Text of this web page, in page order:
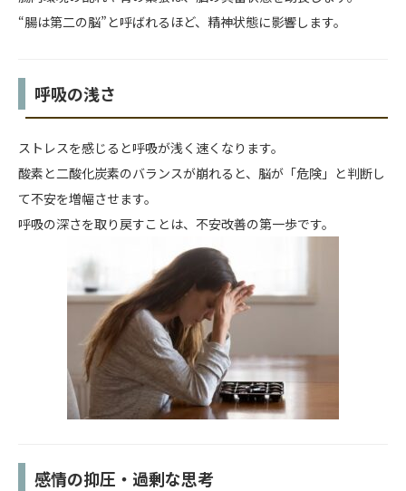
“腸は第二の脳”と呼ばれるほど、精神状態に影響します。
呼吸の浅さ
ストレスを感じると呼吸が浅く速くなります。
酸素と二酸化炭素のバランスが崩れると、脳が「危険」と判断し
て不安を増幅させます。
呼吸の深さを取り戻すことは、不安改善の第一歩です。
感情の抑圧・過剰な思考